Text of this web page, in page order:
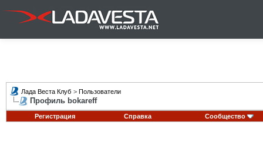
Лада Веста Клуб > Пользователи
Профиль bokareff
Регистрация Справка Сообщество